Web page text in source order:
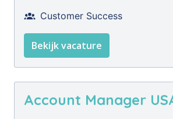
Customer Success
Bekijk vacature
Account Manager